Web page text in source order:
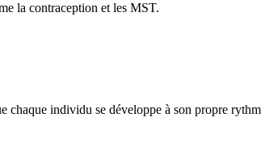
la contraception et les MST.
chaque individu se développe à son propre